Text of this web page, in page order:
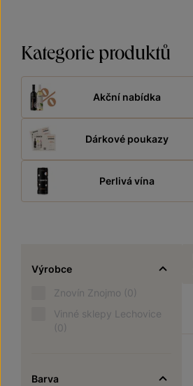
Kategorie produktů
Akční nabídka
Dárkové poukazy
Perlivá vína
Výrobce
Znovín Znojmo (0)
Vinné sklepy Lechovice
(0)
Barva